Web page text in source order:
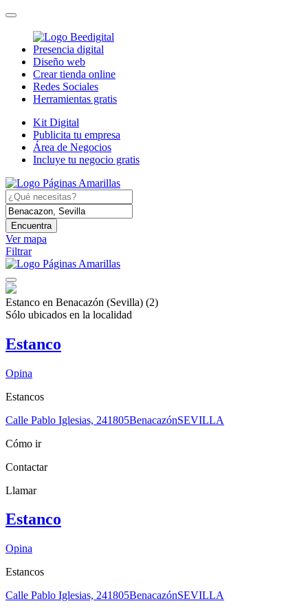
Presencia digital
Diseño web
Crear tienda online
Redes Sociales
Herramientas gratis
Kit Digital
Publicita tu empresa
Área de Negocios
Incluye tu negocio gratis
Encuentra
Ver mapa
Filtrar
Estanco en Benacazón (Sevilla) (2)
Sólo ubicados en la localidad
Estanco
Opina
Estancos
Calle Pablo Iglesias, 241805BenacazónSEVILLA
Cómo ir
Contactar
Llamar
Estanco
Opina
Estancos
Calle Pablo Iglesias, 241805BenacazónSEVILLA